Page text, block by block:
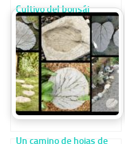
Cultivo del bonsái
romero
Un camino de hojas de